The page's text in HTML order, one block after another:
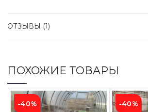
ОТЗЫВЫ (1)
ПОХОЖИЕ ТОВАРЫ
-40% -40%